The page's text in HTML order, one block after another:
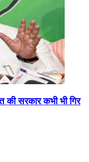
की सरकार कभी भी गिर